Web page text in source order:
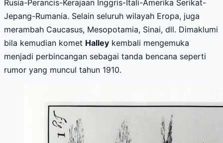
Rusia-Perancis-Kerajaan Inggris-Itali-Amerika Serikat-
Jepang-Rumania. Selain seluruh wilayah Eropa, juga
merambah Caucasus, Mesopotamia, Sinai, dll. Dimaklumi
bila kemudian komet Halley kembali mengemuka
menjadi perbincangan sebagai tanda bencana seperti
rumor yang muncul tahun 1910.